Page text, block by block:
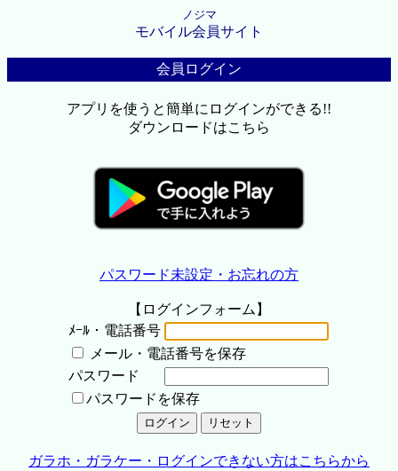
ノジマ
モバイル会員サイト
会員ログイン
アプリを使うと簡単にログインができる!!
ダウンロードはこちら
パスワード未設定・お忘れの方
【ログインフォーム】
ﾒｰﾙ・電話番号
メール・電話番号を保存
パスワード
パスワードを保存
ガラホ・ガラケー・ログインできない方はこちらから